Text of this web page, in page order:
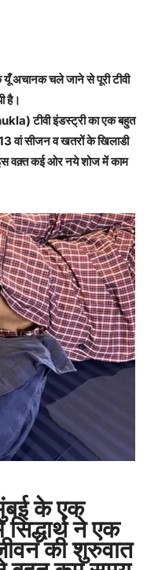
अचानक चले जाने से पूरी टीवी
है।
टीवी इंडस्ट्री का एक बहुत
13 वां सीजन व खतरों के खिलाडी
इस वक़्त कई ओर नये शोज में काम
के एक
सिद्धार्थ ने एक
की शुरुवात